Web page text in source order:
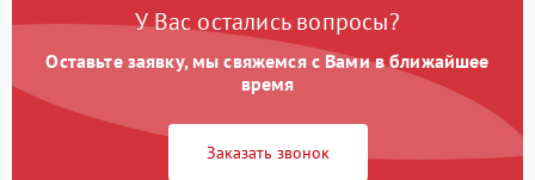
Не ключается вытяжка 550 ₽ Подробнее →
конденсатора
1000 ₽ Подробнее →
1000 ₽ Подробнее →
У Вас остались вопросы?
Оставьте заявку, мы свяжемся с Вами в ближайшее
время
Заказать звонок